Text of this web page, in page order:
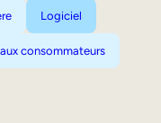
Logiciel
consommateurs